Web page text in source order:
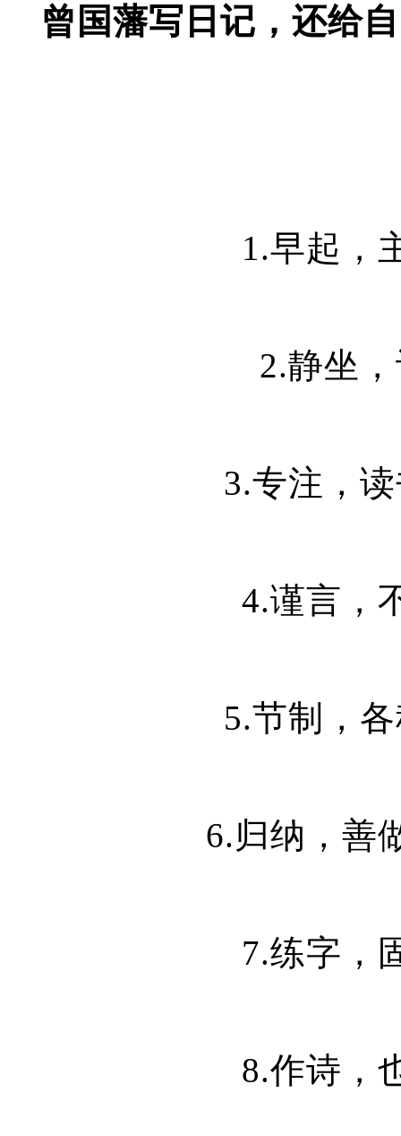
曾国藩写日记，还给
1.早起，
2.静坐
3.专注，
4.谨言，
5.节制，
6.归纳，善
7.练字，
8.作诗，